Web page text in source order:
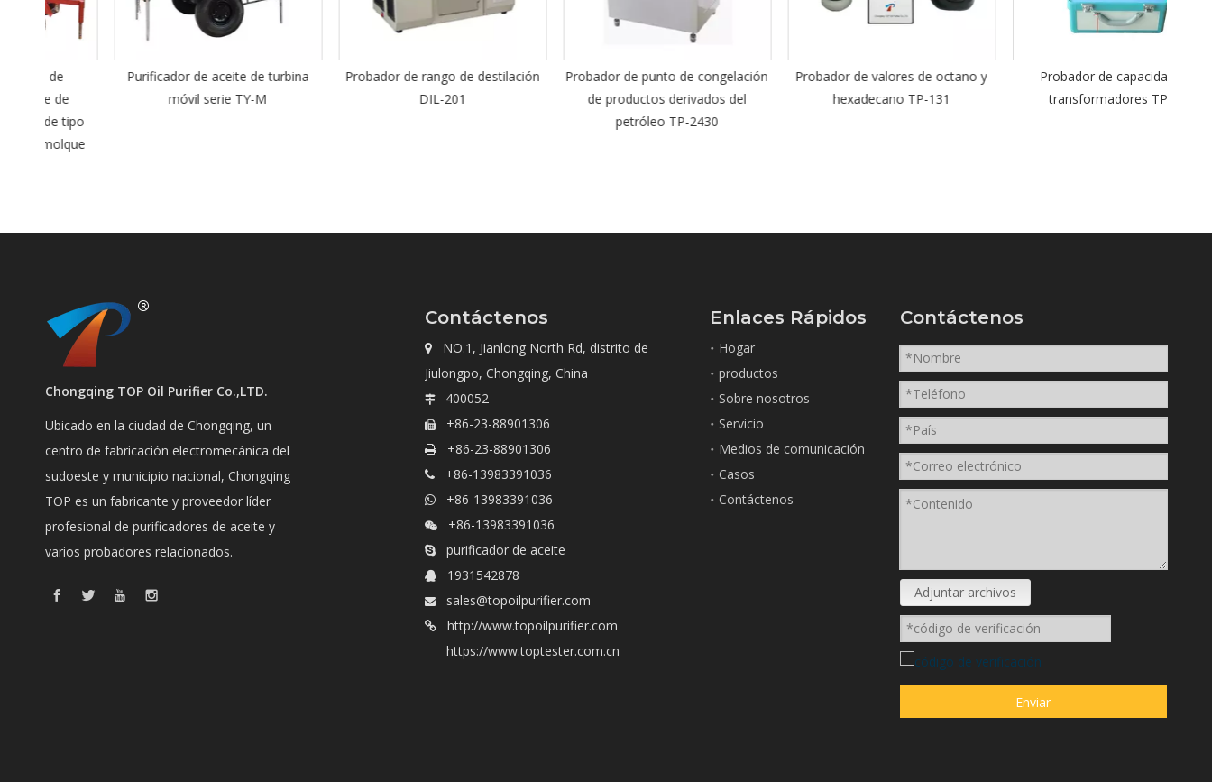
Purificador de aceite de turbina
móvil serie TY-M
Probador de rango de destilación
Probador de punto de congelación
de productos derivados del
petróleo TP-2430
Probador de valores de octano y
hexadecano TP-131
Probador de capacidad de
transformadores TPTC
Chongqing TOP Oil Purifier Co.,LTD.
Ubicado en la ciudad de Chongqing, un
centro de fabricación electromecánica del
sudoeste y municipio nacional, Chongqing
TOP es un fabricante y proveedor líder
profesional de purificadores de aceite y
varios probadores relacionados.
Contáctenos

NO.1, Jianlong North Rd, distrito de
Jiulongpo, Chongqing, China
 400052
 +86-23-88901306
 +86-23-88901306
 +86-13983391036
 +86-13983391036
 +86-13983391036
 purificador de aceite
 1931542878
 sales@topoilpurifier.com

http://www.topoilpurifier.com
https://www.toptester.com.cn
Enlaces Rápidos
Hogar
productos
Sobre nosotros
Servicio
Medios de comunicación
Casos
Contáctenos
Contáctenos
Adjuntar archivos
Enviar